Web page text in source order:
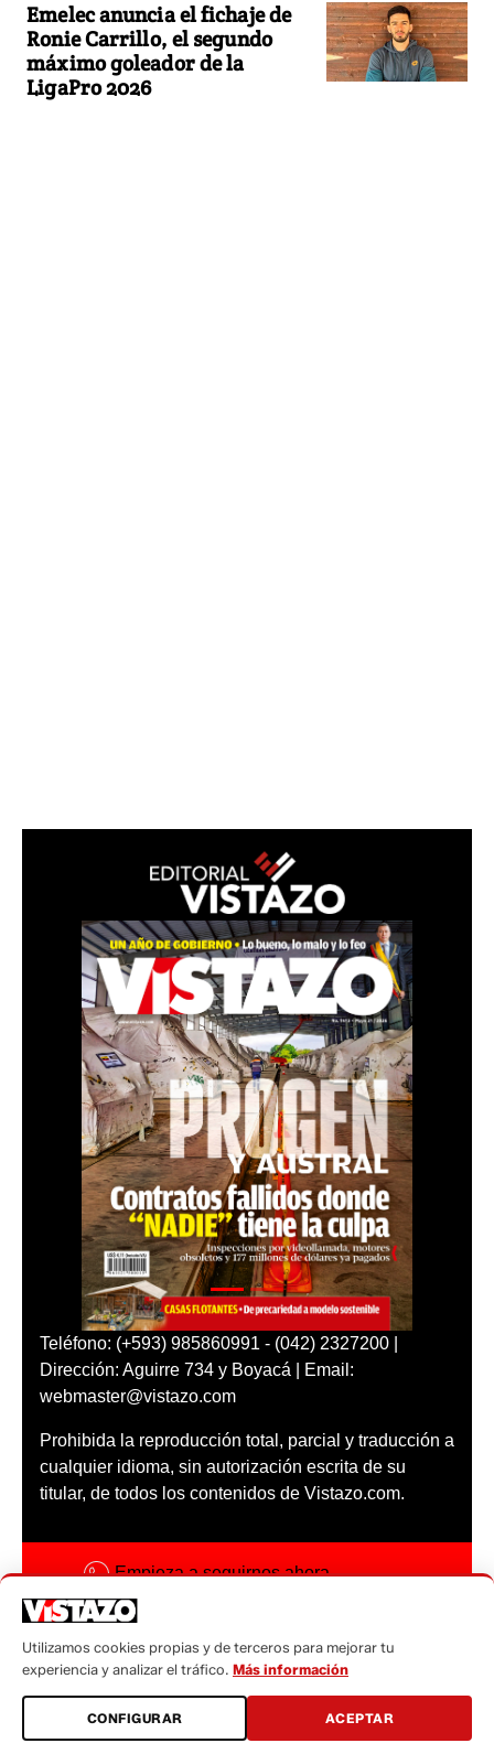
Emelec anuncia el fichaje de
Ronie Carrillo, el segundo
máximo goleador de la
LigaPro 2026
Teléfono: (+593) 985860991 - (042) 2327200 |
Dirección: Aguirre 734 y Boyacá | Email:
webmaster@vistazo.com
Prohibida la reproducción total, parcial y traducción a
cualquier idioma, sin autorización escrita de su
titular, de todos los contenidos de Vistazo.com.
Empieza a seguirnos ahora
Código ética
Sugerencias a:
sugerencias@vistazo.com
Utilizamos cookies propias y de terceros para mejorar tu
experiencia y analizar el tráfico. Más información
CONFIGURAR ACEPTAR